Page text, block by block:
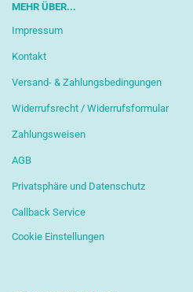
MEHR ÜBER...
Impressum
Kontakt
Versand- & Zahlungsbedingungen
Widerrufsrecht / Widerrufsformular
Zahlungsweisen
AGB
Privatsphäre und Datenschutz
Callback Service
Cookie Einstellungen